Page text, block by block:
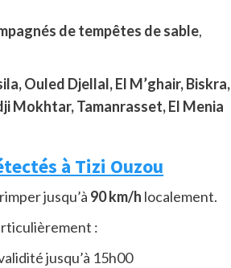
de tempêtes de sable,
Ouled Djellal, El M’ghair, Biskra,
Mokhtar, Tamanrasset, El Menia
à Tizi Ouzou
jusqu’à 90 km/h localement.
:
jusqu’à 15h00